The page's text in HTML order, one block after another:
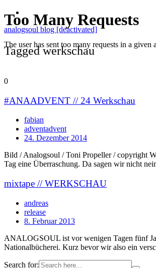
analogsoul blog [deactivated]
Tagged werkschau
0
#ANAADVENT // 24 Werkschau
fabian
adventadvent
24. Dezember 2014
Bild / Analogsoul / Toni Propeller / copyright
Tag eine Überraschung. Da sagen wir nicht
mixtape // WERKSCHAU
andreas
release
8. Februar 2013
ANALOGSOUL ist vor wenigen Tagen fünf
Nationalbücherei. Kurz bevor wir also ein
Search for: